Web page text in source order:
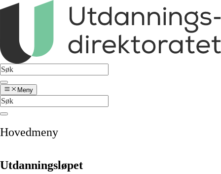
Meny
Hovedmeny
Utdanningsløpet